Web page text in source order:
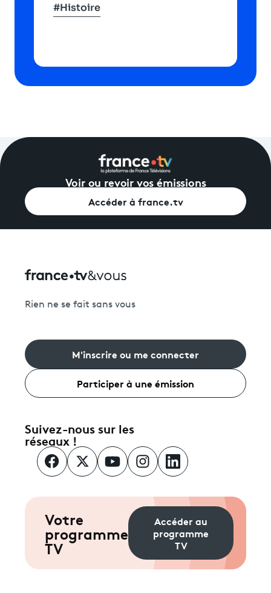
#Histoire
Voir ou revoir vos émissions
Accéder à france.tv
Rien ne se fait sans vous
M'inscrire ou me connecter
Participer à une émission
Suivez-nous sur les
réseaux !
Votre
programme
TV
Accéder au
programme
TV